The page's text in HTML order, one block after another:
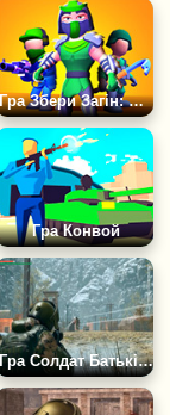
Гра Збери Загін: Червоні Проти Синіх
Гра Конвой
Гра Солдат Батьківщини